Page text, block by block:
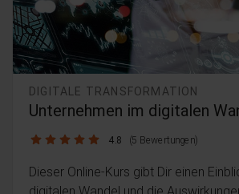
DIGITALE TRANSFORMATION
Unternehmen im digitalen
4.8 / 5 4.8 (5 Bewertungen)
Dieser Online-Kurs gibt Dir einen
digitalen Wandel und die